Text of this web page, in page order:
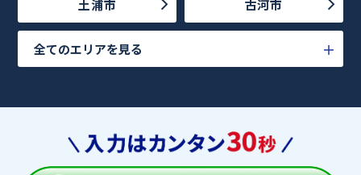
土浦市 古河市
全てのエリアを見る